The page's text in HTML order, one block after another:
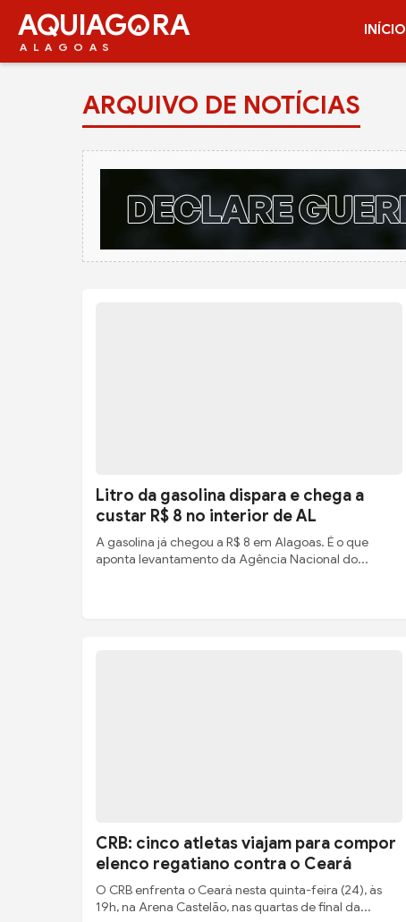
AQUIAG RA
ALAGOAS
INÍCIO
ARQUIVO DE NOTÍCIAS
Litro da gasolina dispara e chega a
custar R$ 8 no interior de AL
A gasolina já chegou a R$ 8 em Alagoas. É o que
aponta levantamento da Agência Nacional do...
CRB: cinco atletas viajam para compor
elenco regatiano contra o Ceará
O CRB enfrenta o Ceará nesta quinta-feira (24), às
19h, na Arena Castelão, nas quartas de final da...